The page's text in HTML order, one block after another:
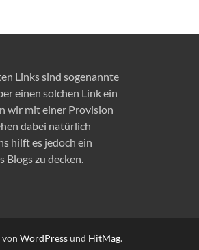
Links sind sogenannte
einen solchen Link ein
wir mit einer Provision
dabei natürlich
hilft es jedoch ein
Blogs zu decken.
WordPressund HitMag.